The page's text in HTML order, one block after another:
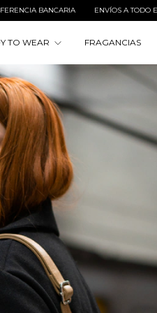
PAÍS 3 & 6 CUOTAS SIN INTERÉS
TO WEAR FRAGANCIAS